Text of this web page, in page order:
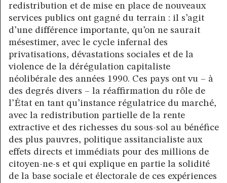
redistribution et de mise en place de nouveaux
services publics ont gagné du terrain : il s’agit
d’une différence importante, qu’on ne saurait
mésestimer, avec le cycle infernal des
privatisations, dévastations sociales et de la
violence de la dérégulation capitaliste
néolibérale des années 1990. Ces pays ont vu – à
des degrés divers – la réaffirmation du rôle de
l’État en tant qu’instance régulatrice du marché,
avec la redistribution partielle de la rente
extractive et des richesses du sous-sol au bénéfice
des plus pauvres, politique assitancialiste aux
effets directs et immédiats pour des millions de
citoyen-ne-s et qui explique en partie la solidité
de la base sociale et électorale de ces expériences